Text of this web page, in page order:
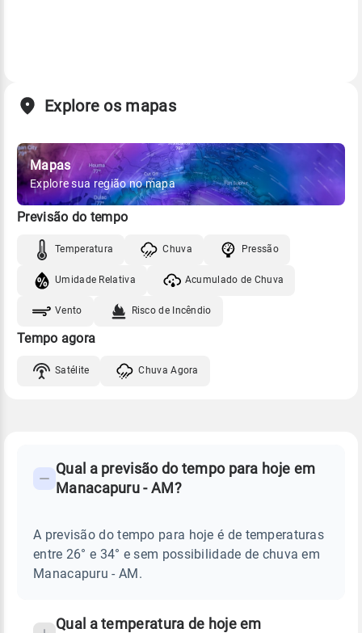
Explore os mapas
Mapas
Explore sua região no mapa
Previsão do tempo
Temperatura Chuva Pressão
Umidade Relativa Acumulado de Chuva
Vento Risco de Incêndio
Tempo agora
Satélite Chuva Agora
TEMPO
MANACAPURU
Perguntas
sobre
chuva
Qual a previsão do tempo para hoje em
Manacapuru - AM?
A previsão do tempo para hoje é de temperaturas
entre 26° e 34° e sem possibilidade de chuva em
Manacapuru - AM.
Qual a temperatura de hoje em